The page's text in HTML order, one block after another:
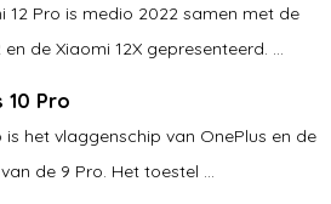
12 Pro is medio 2022 samen met de
en de Xiaomi 12X gepresenteerd. ...
10 Pro
is het vlaggenschip van OnePlus en de
de 9 Pro. Het toestel ...